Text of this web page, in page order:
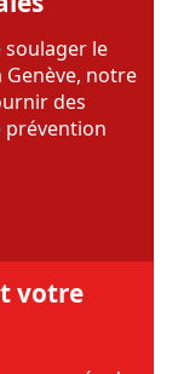
soulager le
Genève, notre
des
prévention
votre